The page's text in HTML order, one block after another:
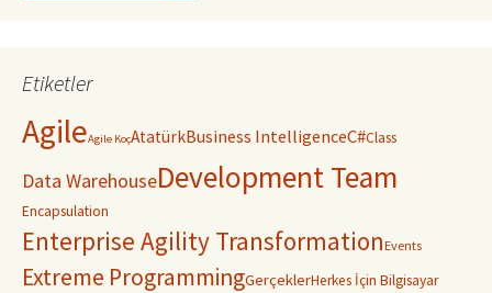
Etiketler
AgileAgile KoçAtatürkBusiness IntelligenceC#Class
Data WarehouseDevelopment Team
Encapsulation
Enterprise Agility TransformationEvents
Extreme ProgrammingGerçeklerHerkes İçin Bilgisayar